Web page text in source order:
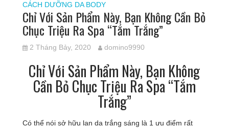
CÁCH DƯỠNG DA BODY
Chỉ Với Sản Phẩm Này, Bạn Không Cần Bỏ
Chục Triệu Ra Spa “Tắm Trắng”
2 Tháng Bảy, 2020 domino9990
Chỉ Với Sản Phẩm Này, Bạn Không
Cần Bỏ Chục Triệu Ra Spa “Tắm
Trắng”
Có thể nói sở hữu lan da trắng sáng là 1 ưu điểm rất